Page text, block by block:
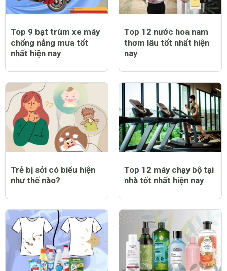
Top 9 bạt trùm xe máy
chống nắng mưa tốt
nhất hiện nay
Top 12 nước hoa nam
thơm lâu tốt nhất hiện
nay
Trẻ bị sởi có biểu hiện
như thế nào?
Top 12 máy chạy bộ tại
nhà tốt nhất hiện nay